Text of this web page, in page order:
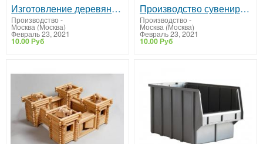
Изготовление деревянных пазлов на заказ.
Производство -
Москва (Москва)
Февраль 23, 2021
10.00 Руб
Производство сувенирной продукции из фанеры огр стекла на заказ.
Производство -
Москва (Москва)
Февраль 23, 2021
10.00 Руб